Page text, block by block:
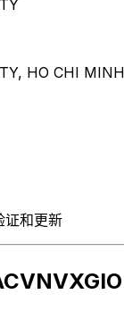
HO CHI
证和更新